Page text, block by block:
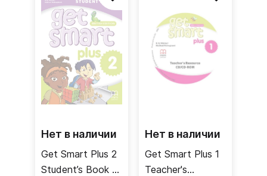
Нет в наличии
Get Smart Plus 2
Student’s Book /
Нет в наличии
Get Smart Plus 1
Teacher's